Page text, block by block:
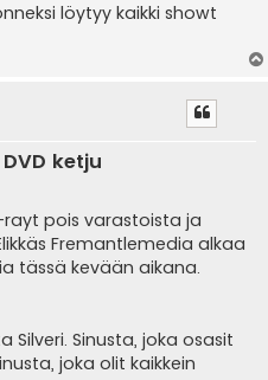
löytyy kaikki showt
ketju
rayt pois varastoista ja
Fremantlemedia alkaa
tässä kevään aikana.
Silveri. Sinusta, joka osasit
joka olit kaikkein